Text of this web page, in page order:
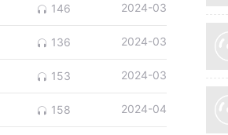
146 2024-03
136 2024-03
153 2024-03
158 2024-04